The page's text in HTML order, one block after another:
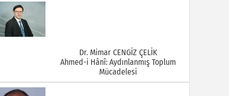
Dr. Mimar CENGİZ ÇELİK
Ahmed-i Hânî: Aydınlanmış Toplum
Mücadelesi